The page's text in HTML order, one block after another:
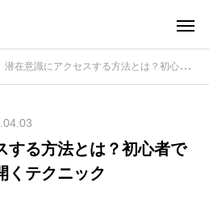
潜在意識にアクセスする方法とは？初心者でもできる心の扉を開くテクニック
する方法とは？初心者で
くテクニック